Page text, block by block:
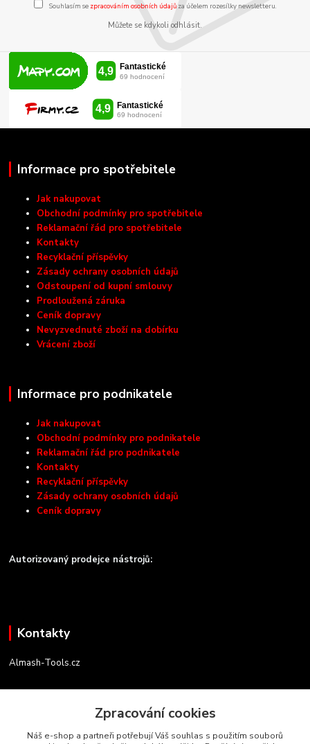
Souhlasím se zpracováním osobních údajůza účelem rozesílky newsletteru.
Můžete se kdykoli odhlásit.
Informace pro spotřebitele
Jak nakupovat
Obchodní podmínky pro spotřebitele
Reklamační řád pro spotřebitele
Kontakty
Recyklační příspěvky
Zásady ochrany osobních údajů
Odstoupení od kupní smlouvy
Prodloužená záruka
Ceník dopravy
Nevyzvednuté zboží na dobírku
Vrácení zboží
Informace pro podnikatele
Jak nakupovat
Obchodní podmínky pro podnikatele
Reklamační řád pro podnikatele
Kontakty
Recyklační příspěvky
Zásady ochrany osobních údajů
Ceník dopravy
Autorizovaný prodejce nástrojů:
Kontakty
Almash-Tools.cz
Aleš Kolář
+420 603 145 054Zpracování cookies
Náš e-shop a partneři potřebují Váš souhlas s použitím souborů